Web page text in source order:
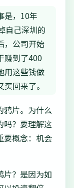
是，10年
自己深圳的
，公司开始
赚到了400
用这些钱做
回来了。
鸦片。为什么
吗？要理解这
要概念：机会
片？是因为如